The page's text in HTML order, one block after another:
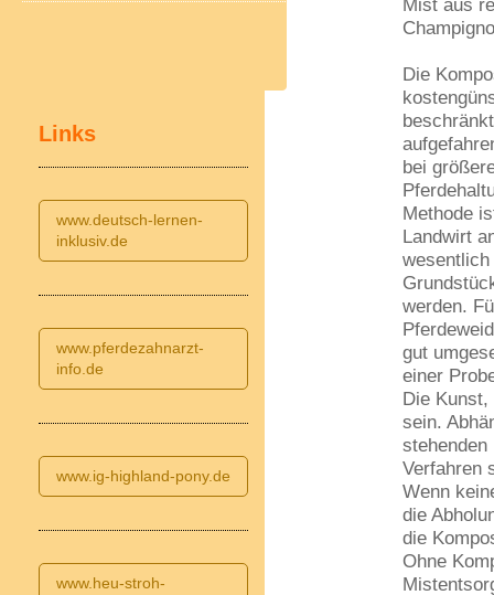
Mist aus
Die
bei
Methode
Landwirt
werden.
gut
einer
Die
sein.
Verfahren
Wenn
die
die
Ohne
Links
www.deutsch-lernen-
inklusiv.de
www.pferdezahnarzt-
info.de
www.ig-highland-pony.de
www.heu-stroh-